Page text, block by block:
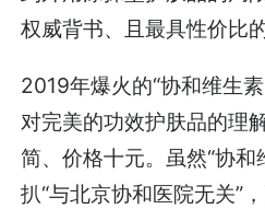
权威背书、且最具性价比
2019年爆火的“协和维生
对完美的功效护肤品的理
简、价格十元。虽然“协和
扒“与北京协和医院无关”